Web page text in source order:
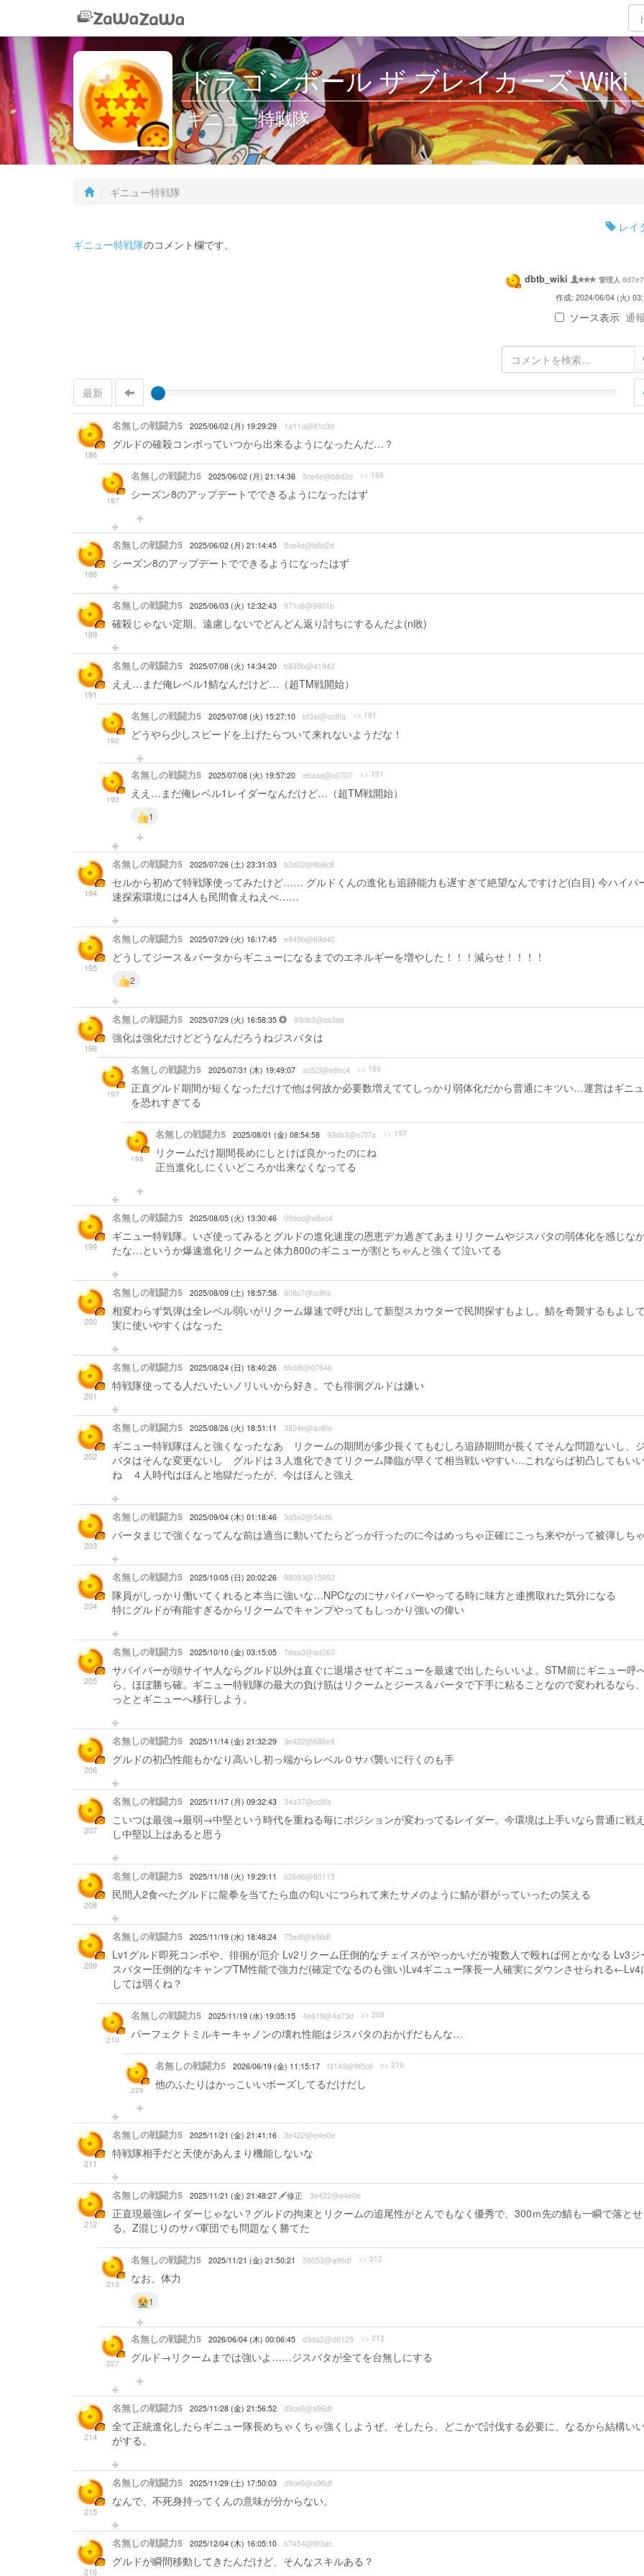
ドラゴンボール ザ ブレイカーズ Wiki
ギニュー特戦隊
ギニュー特戦隊
レイ
ギニュー特戦隊のコメント欄です。
dbtb_wiki 管理人
作成: 2024/06/04 (火)
ソース表示 通
最新
186
名無しの戦闘力5 2025/06/02 (月) 19:29:29 1a11a@81c3d
グルドの確殺コンボっていつから出来るようになったんだ…？
187
名無しの戦闘力5 2025/06/02 (月) 21:14:36 5ce4e@b8d2d >> 186
シーズン8のアップデートでできるようになったはず
188
名無しの戦闘力5 2025/06/02 (月) 21:14:45 5ce4e@b8d2d
シーズン8のアップデートでできるようになったはず
189
名無しの戦闘力5 2025/06/03 (火) 12:32:43 971c6@9801b
確殺じゃない定期。遠慮しないでどんどん返り討ちにするんだよ(n敗)
191
名無しの戦闘力5 2025/07/08 (火) 14:34:20 b835b@41942
ええ…まだ俺レベル1鯖なんだけど…（超TM戦開始）
192
名無しの戦闘力5 2025/07/08 (火) 15:27:10 bf3af@cc8fa >> 191
どうやら少しスピードを上げたらついて来れないようだな！
193
名無しの戦闘力5 2025/07/08 (火) 19:57:20 ebaad@c0707 >> 191
ええ…まだ俺レベル1レイダーなんだけど…（超TM戦開始）
1
194
名無しの戦闘力5 2025/07/26 (土) 23:31:03 b2d02@8b6c8
セルから初めて特戦隊使ってみたけど…… グルドくんの進化も追跡能力も遅すぎて絶望なんですけど(白目) 今ハイパ
速探索環境には4人も民間食えねえべ……
195
名無しの戦闘力5 2025/07/29 (火) 16:17:45 e949b@69d40
どうしてジース＆バータからギニューになるまでのエネルギーを増やした！！！減らせ！！！！
2
196
名無しの戦闘力5 2025/07/29 (火) 16:58:35 93db3@ca3ab
強化は強化だけどどうなんだろうねジスバタは
197
名無しの戦闘力5 2025/07/31 (木) 19:49:07 ac52f@e8ec4 >> 196
正直グルド期間が短くなっただけで他は何故か必要数増えててしっかり弱体化だから普通にキツい…運営はギニ
を恐れすぎてる
198
名無しの戦闘力5 2025/08/01 (金) 08:54:58 93db3@e7f7a >> 197
リクームだけ期間長めにしとけば良かったのにね
正当進化しにくいどころか出来なくなってる
199
名無しの戦闘力5 2025/08/05 (火) 13:30:46 09dcc@e8ec4
ギニュー特戦隊。いざ使ってみるとグルドの進化速度の恩恵デカ過ぎてあまりリクームやジスバタの弱体化を感じな
たな…というか爆速進化リクームと体力800のギニューが割とちゃんと強くて泣いてる
200
名無しの戦闘力5 2025/08/09 (土) 18:57:58 808c7@cc8fa
相変わらず気弾は全レベル弱いがリクーム爆速で呼び出して新型スカウターで民間探すもよし。鯖を奇襲するもよし
実に使いやすくはなった
201
名無しの戦闘力5 2025/08/24 (日) 18:40:26 bfc09@07646
特戦隊使ってる人だいたいノリいいから好き。でも徘徊グルドは嫌い
202
名無しの戦闘力5 2025/08/26 (火) 18:51:11 3824e@ac6fe
ギニュー特戦隊ほんと強くなったなあ リクームの期間が多少長くてもむしろ追跡期間が長くてそんな問題ないし、
バタはそんな変更ないし グルドは３人進化できてリクーム降臨が早くて相当戦いやすい…これならば初凸してもい
ね ４人時代はほんと地獄だったが、今はほんと強え
203
名無しの戦闘力5 2025/09/04 (木) 01:18:46 3d5e2@54cf6
バータまじで強くなってんな前は適当に動いてたらどっか行ったのに今はめっちゃ正確にこっち来やがって被弾しち
204
名無しの戦闘力5 2025/10/05 (日) 20:02:26 98093@15992
隊員がしっかり働いてくれると本当に強いな…NPCなのにサバイバーやってる時に味方と連携取れた気分になる
特にグルドが有能すぎるからリクームでキャンプやってもしっかり強いの偉い
205
名無しの戦闘力5 2025/10/10 (金) 03:15:05 7daa3@ad260
サバイバーが頭サイヤ人ならグルド以外は直ぐに退場させてギニューを最速で出したらいいよ。STM前にギニュー呼
ら、ほぼ勝ち確。ギニュー特戦隊の最大の負け筋はリクームとジース＆バータで下手に粘ることなので変われるなら
っととギニューへ移行しよう。
206
名無しの戦闘力5 2025/11/14 (金) 21:32:29 3e422@688e8
グルドの初凸性能もかなり高いし初っ端からレベル０サバ襲いに行くのも手
207
名無しの戦闘力5 2025/11/17 (月) 09:32:43 34a37@cc8fa
こいつは最強→最弱→中堅という時代を重ねる毎にポジションが変わってるレイダー。今環境は上手いなら普通に戦
し中堅以上はあると思う
208
名無しの戦闘力5 2025/11/18 (火) 19:29:11 b26d6@80115
民間人2食べたグルドに龍拳を当てたら血の匂いにつられて来たサメのように鯖が群がっていったの笑える
209
名無しの戦闘力5 2025/11/19 (水) 18:48:24 75edf@a96df
Lv1グルド即死コンボや、徘徊が厄介 Lv2リクーム圧倒的なチェイスがやっかいだが複数人で殴れば何とかなる Lv3ジ
スバター圧倒的なキャンプTM性能で強力だ(確定でなるのも強い)Lv4ギニュー隊長一人確実にダウンさせられる←Lv4
しては弱くね？
210
名無しの戦闘力5 2025/11/19 (水) 19:05:15 4e619@4a73d >> 209
パーフェクトミルキーキャノンの壊れ性能はジスバタのおかげだもんな…
229
名無しの戦闘力5 2026/06/19 (金) 11:15:17 f3149@9f5c6 >> 210
他のふたりはかっこいいポーズしてるだけだし
211
名無しの戦闘力5 2025/11/21 (金) 21:41:16 3e422@e4e0e
特戦隊相手だと天使があんまり機能しないな
212
名無しの戦闘力5 2025/11/21 (金) 21:48:27 修正 3e422@e4e0e
正直現最強レイダーじゃない？グルドの拘束とリクームの追尾性がとんでもなく優秀で、300ｍ先の鯖も一瞬で落とせ
る。Z混じりのサバ軍団でも問題なく勝てた
213
名無しの戦闘力5 2025/11/21 (金) 21:50:21 59053@a96df >> 212
なお、体力
1
227
名無しの戦闘力5 2026/06/04 (木) 00:06:45 d3da2@d6129 >> 212
グルド→リクームまでは強いよ……ジスバタが全てを台無しにする
214
名無しの戦闘力5 2025/11/28 (金) 21:56:52 d9ce0@a96df
全て正統進化したらギニュー隊長めちゃくちゃ強くしようぜ、そしたら、どこかで討伐する必要に、なるから結構い
がする。
215
名無しの戦闘力5 2025/11/29 (土) 17:50:03 d9ce0@a96df
なんで、不死身持ってくんの意味が分からない。
216
名無しの戦闘力5 2025/12/04 (木) 16:05:10 b7454@8f3dc
グルドが瞬間移動してきたんだけど、そんなスキルある？